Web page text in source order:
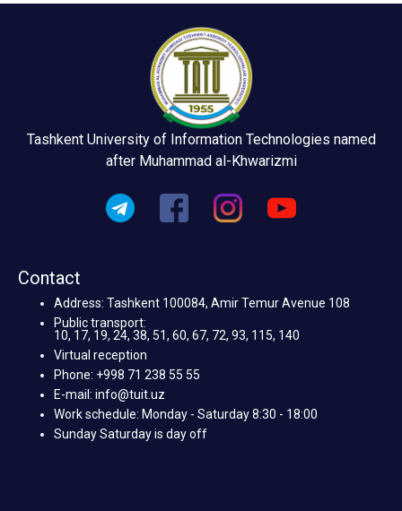
Tashkent University of Information Technologies named
after Muhammad al-Khwarizmi
Contact
Address: Tashkent 100084, Amir Temur Avenue 108
Public transport:
10, 17, 19, 24, 38, 51, 60, 67, 72, 93, 115, 140
Virtual reception
Phone: +998 71 238 55 55
E-mail: info@tuit.uz
Work schedule: Monday - Saturday 8:30 - 18:00
Sunday Saturday is day off